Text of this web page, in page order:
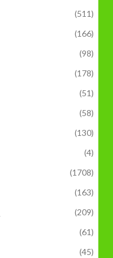
(511)
(166)
(98)
(178)
(51)
(58)
(130)
(4)
(1708)
(163)
(209)
(61)
(45)